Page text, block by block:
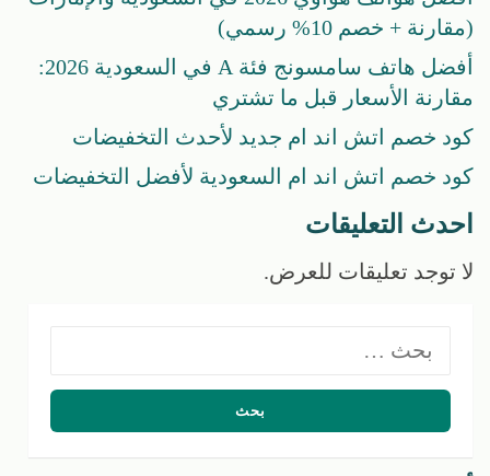
(مقارنة + خصم 10% رسمي)
أفضل هاتف سامسونج فئة A في السعودية 2026:
مقارنة الأسعار قبل ما تشتري
كود خصم اتش اند ام جديد لأحدث التخفيضات
كود خصم اتش اند ام السعودية لأفضل التخفيضات
احدث التعليقات
لا توجد تعليقات للعرض.